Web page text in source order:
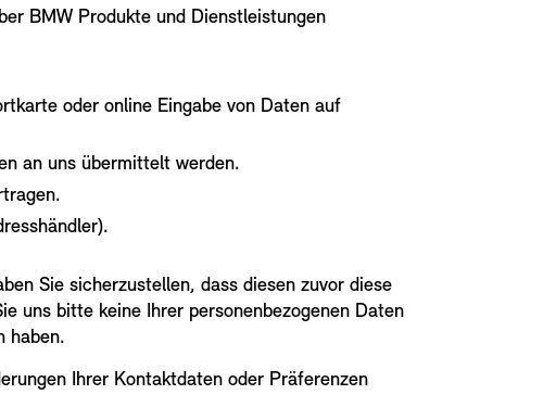
BMW Produkte und Dienstleistungen
oder online Eingabe von Daten auf
an uns übermittelt werden.
Sie sicherzustellen, dass diesen zuvor diese
uns bitte keine Ihrer personenbezogenen Daten
haben.
Ihrer Kontaktdaten oder Präferenzen